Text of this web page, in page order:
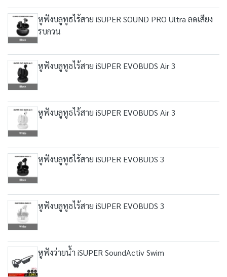
หูฟังบลูทูธไร้สาย iSUPER SOUND PRO Ultra ลดเสียง
รบกวน
หูฟังบลูทูธไร้สาย iSUPER EVOBUDS Air 3
หูฟังบลูทูธไร้สาย iSUPER EVOBUDS Air 3
หูฟังบลูทูธไร้สาย iSUPER EVOBUDS 3
หูฟังบลูทูธไร้สาย iSUPER EVOBUDS 3
หูฟังว่ายน้ำ iSUPER SoundActiv Swim